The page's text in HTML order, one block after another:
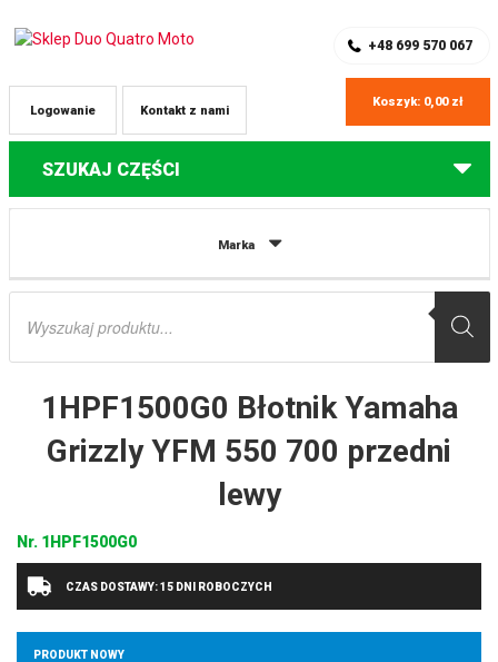
+48 699 570 067
Kontakt z nami
Logowanie
Koszyk: 0,00 zł
SZUKAJ CZĘŚCI
Marka
Wyszukiwarka
Części do quadów Yamaha
1HPF1500G0 Błotnik Yamaha
Grizzly YFM 550 700 przedni
lewy
Nr. 1HPF1500G0
CZAS DOSTAWY: 15 DNI ROBOCZYCH
PRODUKT NOWY